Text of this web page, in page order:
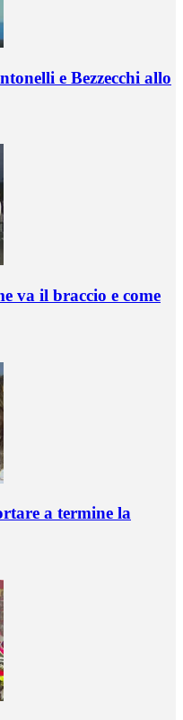
e Bezzecchi allo
va il braccio e come
a termine la